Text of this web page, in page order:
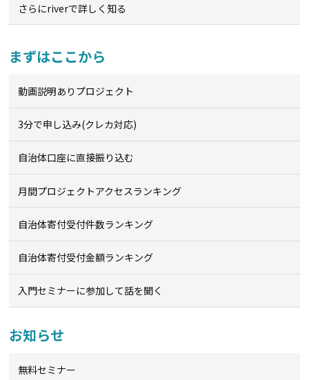
さらにriverで詳しく知る
まずはここから
動画説明ありプロジェクト
3分で申し込み(クレカ対応)
自治体口座に直接振り込む
月間プロジェクトアクセスランキング
自治体寄付受付件数ランキング
自治体寄付受付金額ランキング
入門セミナーに参加して話を聞く
お知らせ
無料セミナー